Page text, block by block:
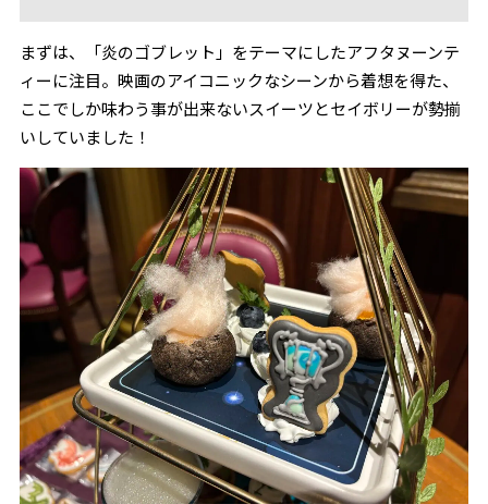
まずは、「炎のゴブレット」をテーマにしたアフタヌーンテ
ィーに注目。映画のアイコニックなシーンから着想を得た、
ここでしか味わう事が出来ないスイーツとセイボリーが勢揃
いしていました！